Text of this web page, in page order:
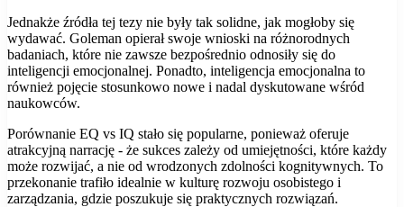
Jednakże źródła tej tezy nie były tak solidne, jak mogłoby się
wydawać. Goleman opierał swoje wnioski na różnorodnych
badaniach, które nie zawsze bezpośrednio odnosiły się do
inteligencji emocjonalnej. Ponadto, inteligencja emocjonalna to
również pojęcie stosunkowo nowe i nadal dyskutowane wśród
naukowców.
Porównanie EQ vs IQ stało się popularne, ponieważ oferuje
atrakcyjną narrację - że sukces zależy od umiejętności, które każdy
może rozwijać, a nie od wrodzonych zdolności kognitywnych. To
przekonanie trafiło idealnie w kulturę rozwoju osobistego i
zarządzania, gdzie poszukuje się praktycznych rozwiązań.